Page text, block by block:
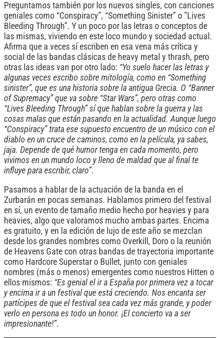
Preguntamos también por los nuevos singles, con canciones
geniales como “Conspiracy”, “Something Sinister” o ”Lives
Bleeding Through”. Y un poco por las letras o conceptos de
las mismas, viviendo en este loco mundo y sociedad actual.
Afirma que a veces sí escriben en esa vena más crítica y
social de las bandas clásicas de heavy metal y thrash, pero
otras las ideas van por otro lado: “Yo suelo hacer las letras y
algunas veces escribo sobre mitología, como en “Something
sinister”, que es una historia sobre la antigua Grecia. O “Banner
of Supremacy” que va sobre “Star Wars”, pero otras como
“Lives Bleeding Through” sí que hablan sobre la guerra y las
cosas malas que están pasando en la actualidad. Aunque luego
“Conspiracy” trata ese supuesto encuentro de un músico con el
diablo en un cruce de caminos, como en la película, ya sabes,
jaja. Depende de qué humor tenga en cada momento, pero
vivimos en un mundo loco y lleno de maldad que al final te
influye para escribir, claro”.
Pasamos a hablar de la actuación de la banda en el
Zurbarán en pocas semanas. Hablamos primero del festival
en sí, un evento de tamaño medio hecho por heavies y para
heavies, algo que valoramos mucho ambas partes. Encima
es gratuito, y en la edición de lujo de este año se mezclan
desde los grandes nombres como Overkill, Doro o la reunión
de Heavens Gate con otras bandas de trayectoria importante
como Hardcore Superstar o Bullet, junto con geniales
nombres (más o menos) emergentes como nuestros Hitten o
ellos mismos: “Es genial el ir a España por primera vez a tocar
y encima ir a un festival que está creciendo. Nos encanta ser
partícipes de que el festival sea cada vez más grande, y poder
verlo en persona es todo un honor. ¡El concierto va a ser
impresionante!”.